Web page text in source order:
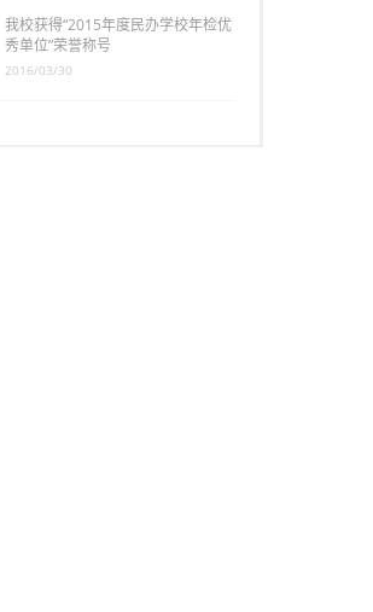
我校获得“2015年度民办学校年检优
秀单位”荣誉称号
2016/03/30